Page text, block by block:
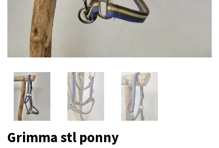
Grimma stl ponny